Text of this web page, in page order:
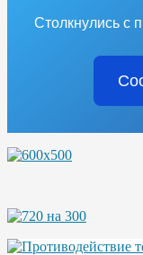
Столкнулись с